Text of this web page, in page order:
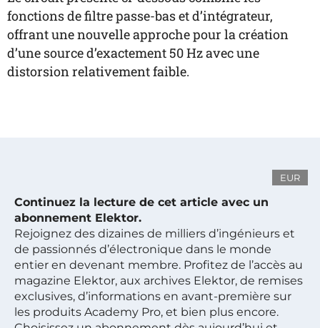
fonctions de filtre passe-bas et d’intégrateur,
offrant une nouvelle approche pour la création
d’une source d’exactement 50 Hz avec une
distorsion relativement faible.
EUR
Continuez la lecture de cet article avec un
abonnement Elektor.
Rejoignez des dizaines de milliers d’ingénieurs et
de passionnés d’électronique dans le monde
entier en devenant membre. Profitez de l’accès au
magazine Elektor, aux archives Elektor, de remises
exclusives, d’informations en avant-première sur
les produits Academy Pro, et bien plus encore.